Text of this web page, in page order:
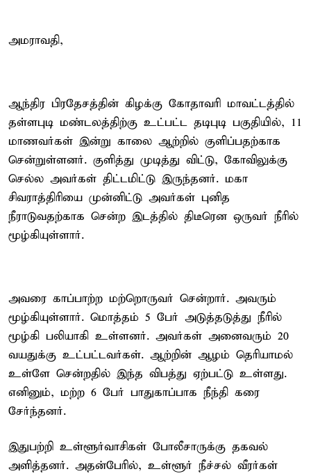
அமராவதி,
ஆந்திர பிரதேசத்தின் கிழக்கு கோதாவரி மாவட்டத்தில்
தள்ளபுடி மண்டலத்திற்கு உட்பட்ட தடிபுடி பகுதியில், 11
மாணவர்கள் இன்று காலை ஆற்றில் குளிப்பதற்காக
சென்றுள்ளனர். குளித்து முடித்து விட்டு, கோவிலுக்கு
செல்ல அவர்கள் திட்டமிட்டு இருந்தனர். மகா
சிவராத்திரியை முன்னிட்டு அவர்கள் புனித
நீராடுவதற்காக சென்ற இடத்தில் திடீரென ஒருவர் நீரில்
மூழ்கியுள்ளார்.
அவரை காப்பாற்ற மற்றொருவர் சென்றார். அவரும்
மூழ்கியுள்ளார். மொத்தம் 5 பேர் அடுத்தடுத்து நீரில்
மூழ்கி பலியாகி உள்ளனர். அவர்கள் அனைவரும் 20
வயதுக்கு உட்பட்டவர்கள். ஆற்றின் ஆழம் தெரியாமல்
உள்ளே சென்றதில் இந்த விபத்து ஏற்பட்டு உள்ளது.
எனினும், மற்ற 6 பேர் பாதுகாப்பாக நீந்தி கரை
சேர்ந்தனர்.
இதுபற்றி உள்ளூர்வாசிகள் போலீசாருக்கு தகவல்
அளித்தனர். அதன்பேரில், உள்ளூர் நீச்சல் வீரர்கள்